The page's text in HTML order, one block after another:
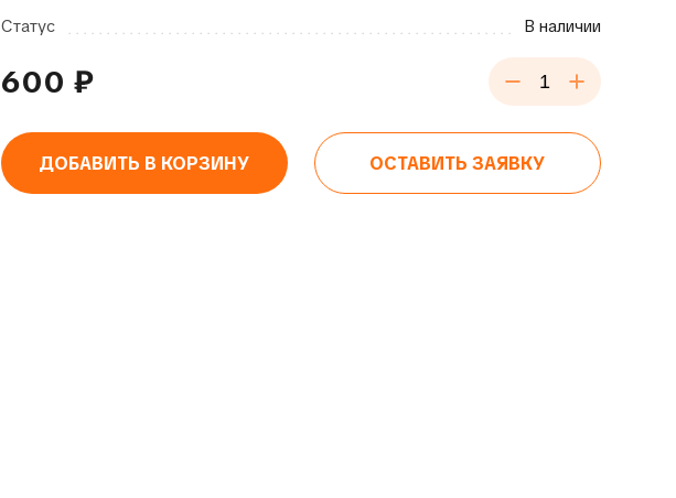
Статус
В наличии
600 ₽
ДОБАВИТЬ В КОРЗИНУ ОСТАВИТЬ ЗАЯВКУ